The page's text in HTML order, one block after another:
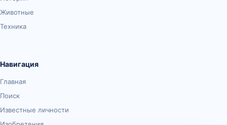
Животные
Техника
Навигация
Главная
Поиск
Известные личности